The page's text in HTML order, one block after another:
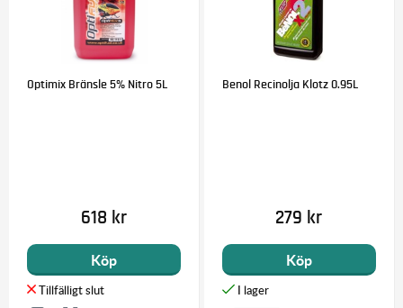
Optimix Bränsle 5% Nitro 5L
618 kr
Köp
Benol Recinolja Klotz 0.95L
279 kr
Köp